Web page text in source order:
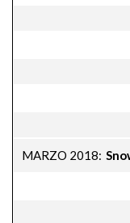
MARZO 2018